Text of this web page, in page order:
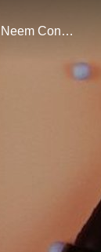
Neem Contact Met Ons Op